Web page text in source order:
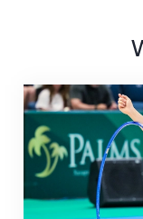
Nächster Halt: